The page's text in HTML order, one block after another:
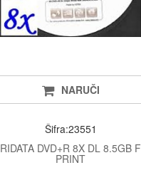
NARUČI
Šifra:23551
RIDATA DVD+R 8X DL 8.5GB F
PRINT